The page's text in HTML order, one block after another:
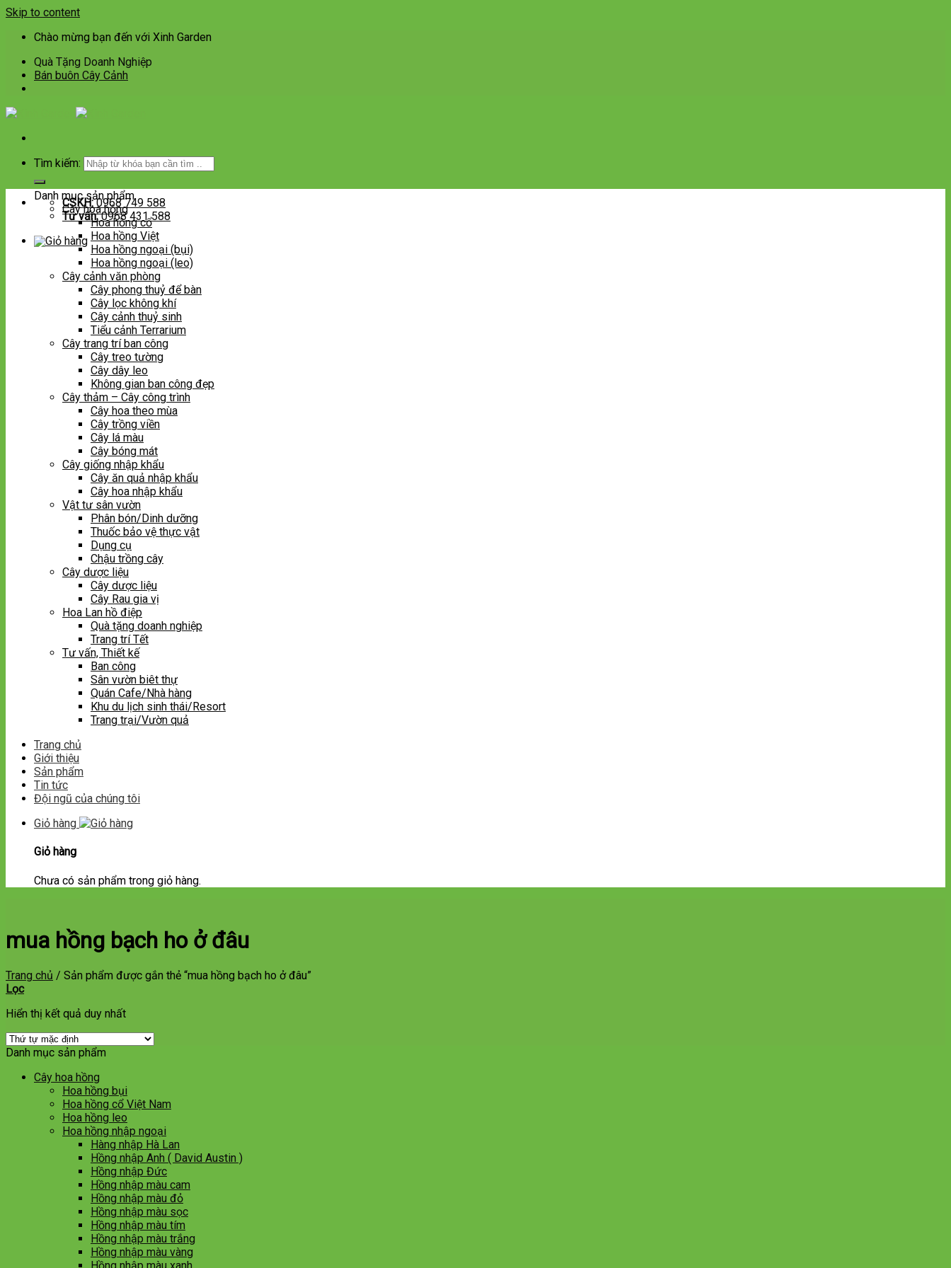
Skip to content
Chào mừng bạn đến với Xinh Garden
Quà Tặng Doanh Nghiệp
Bán buôn Cây Cảnh
Tìm kiếm:
CSKH:0968 749 588
Tư vấn:0968 431 588
Danh mục sản phẩm
Cây hoa hồng
Hoa hồng cổ
Hoa hồng Việt
Hoa hồng ngoại (bụi)
Hoa hồng ngoại (leo)
Cây cảnh văn phòng
Cây phong thuỷ để bàn
Cây lọc không khí
Cây cảnh thuỷ sinh
Tiểu cảnh Terrarium
Cây trang trí ban công
Cây treo tường
Cây dây leo
Không gian ban công đẹp
Cây thảm – Cây công trình
Cây hoa theo mùa
Cây trồng viền
Cây lá màu
Cây bóng mát
Cây giống nhập khẩu
Cây ăn quả nhập khẩu
Cây hoa nhập khẩu
Vật tư sân vườn
Phân bón/Dinh dưỡng
Thuốc bảo vệ thực vật
Dụng cụ
Chậu trồng cây
Cây dược liệu
Cây dược liệu
Cây Rau gia vị
Hoa Lan hồ điệp
Quà tặng doanh nghiệp
Trang trí Tết
Tư vấn, Thiết kế
Ban công
Sân vườn biêt thự
Quán Cafe/Nhà hàng
Khu du lịch sinh thái/Resort
Trang trại/Vườn quả
Trang chủ
Giới thiệu
Sản phẩm
Tin tức
Đội ngũ của chúng tôi
Giỏ hàng
Giỏ hàng
Chưa có sản phẩm trong giỏ hàng.
mua hồng bạch ho ở đâu
Trang chủ / Sản phẩm được gắn thẻ “mua hồng bạch ho ở đâu”
Lọc
Hiển thị kết quả duy nhất
Danh mục sản phẩm
Cây hoa hồng
Hoa hồng bụi
Hoa hồng cổ Việt Nam
Hoa hồng leo
Hoa hồng nhập ngoại
Hàng nhập Hà Lan
Hồng nhập Anh ( David Austin )
Hồng nhập Đức
Hồng nhập màu cam
Hồng nhập màu đỏ
Hồng nhập màu sọc
Hồng nhập màu tím
Hồng nhập màu trắng
Hồng nhập màu vàng